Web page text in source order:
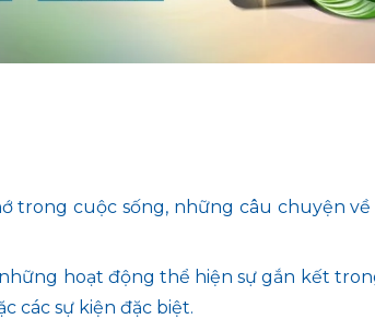
trong cuộc sống, những câu chuyện
hoạt động thể hiện sự gắn kết
các sự kiện đặc biệt.